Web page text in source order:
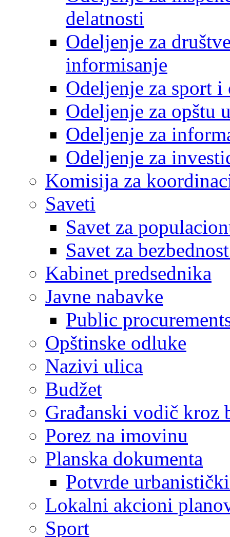
delatnosti
Odeljenje za
informisanje
Odeljenje za sport
Odeljenje za opštu
Odeljenje za
Odeljenje za
Komisija za
Saveti
Savet za
Savet za
Kabinet predsednika
Javne nabavke
Public
Opštinske odluke
Nazivi ulica
Budžet
Građanski vodič kroz
Porez na imovinu
Planska dokumenta
Potvrde
Lokalni akcioni
Sport